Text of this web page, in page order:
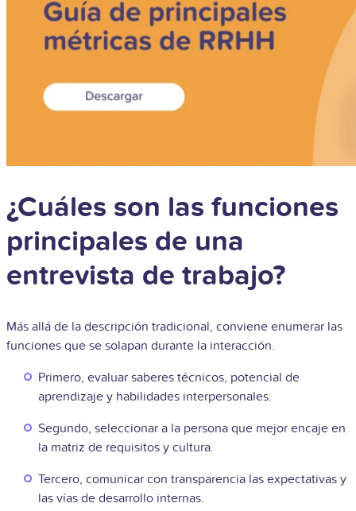
¿Cuáles son las funciones
principales de una
entrevista de trabajo?
Más allá de la descripción tradicional, conviene enumerar las
funciones que se solapan durante la interacción.
Primero, evaluar saberes técnicos, potencial de
aprendizaje y habilidades interpersonales.
Segundo, seleccionar a la persona que mejor encaje en
la matriz de requisitos y cultura.
Tercero, comunicar con transparencia las expectativas y
las vías de desarrollo internas.